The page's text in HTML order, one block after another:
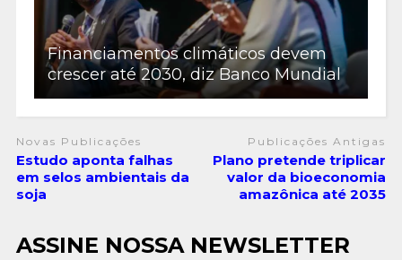
Financiamentos climáticos devem
crescer até 2030, diz Banco Mundial
Novas Publicações
Estudo aponta falhas
em selos ambientais da
soja
Publicações Antigas
Plano pretende triplicar
valor da bioeconomia
amazônica até 2035
ASSINE NOSSA NEWSLETTER